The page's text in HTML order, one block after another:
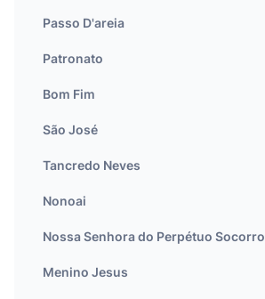
Passo D'areia
Patronato
Bom Fim
São José
Tancredo Neves
Nonoai
Nossa Senhora do Perpétuo Socorro
Menino Jesus